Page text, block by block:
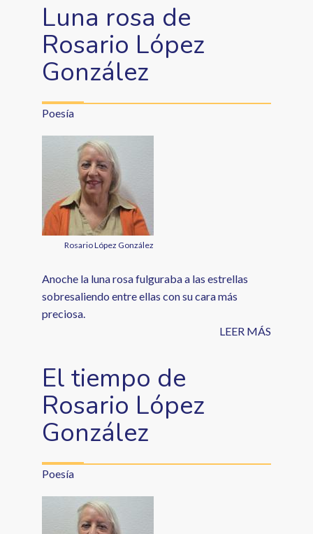
Luna rosa de
Rosario López
González
Poesía
Rosario López González
Anoche la luna rosa fulguraba a las estrellas
sobresaliendo entre ellas con su cara más
preciosa.
LEER MÁS
El tiempo de
Rosario López
González
Poesía